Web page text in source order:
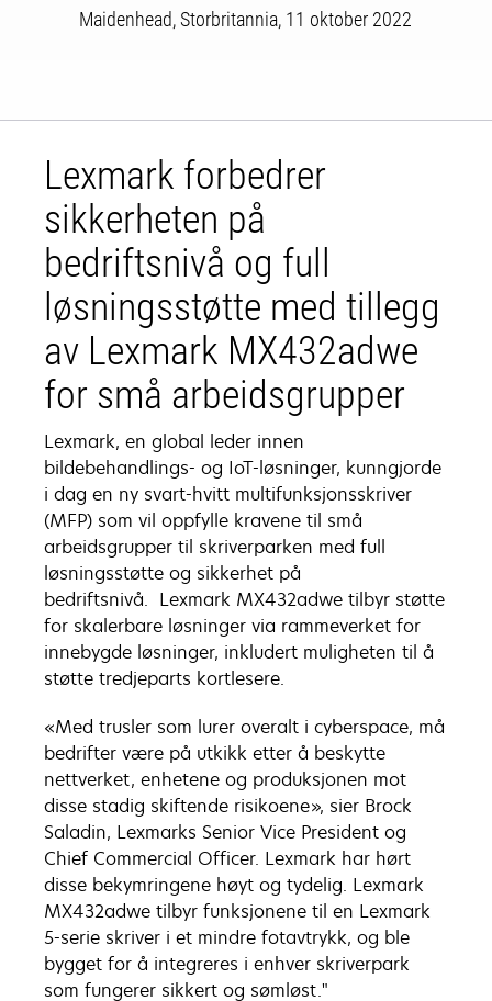
Maidenhead, Storbritannia, 11 oktober 2022
Lexmark forbedrer
sikkerheten på
bedriftsnivå og full
løsningsstøtte med tillegg
av Lexmark MX432adwe
for små arbeidsgrupper
Lexmark, en global leder innen
bildebehandlings- og IoT-løsninger, kunngjorde
i dag en ny svart-hvitt multifunksjonsskriver
(MFP) som vil oppfylle kravene til små
arbeidsgrupper til skriverparken med full
løsningsstøtte og sikkerhet på
bedriftsnivå. Lexmark MX432adwe tilbyr støtte
for skalerbare løsninger via rammeverket for
innebygde løsninger, inkludert muligheten til å
støtte tredjeparts kortlesere.
«Med trusler som lurer overalt i cyberspace, må
bedrifter være på utkikk etter å beskytte
nettverket, enhetene og produksjonen mot
disse stadig skiftende risikoene», sier Brock
Saladin, Lexmarks Senior Vice President og
Chief Commercial Officer. Lexmark har hørt
disse bekymringene høyt og tydelig. Lexmark
MX432adwe tilbyr funksjonene til en Lexmark
5-serie skriver i et mindre fotavtrykk, og ble
bygget for å integreres i enhver skriverpark
som fungerer sikkert og sømløst."